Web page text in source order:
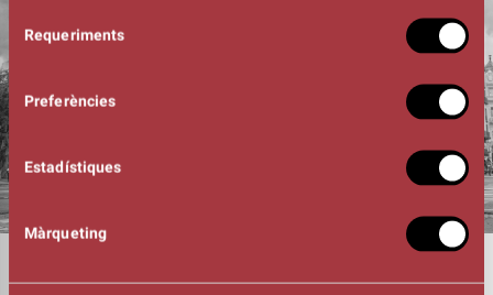
consentiment
Requeriments
Preferències
Estadístiques
Màrqueting
01:30h